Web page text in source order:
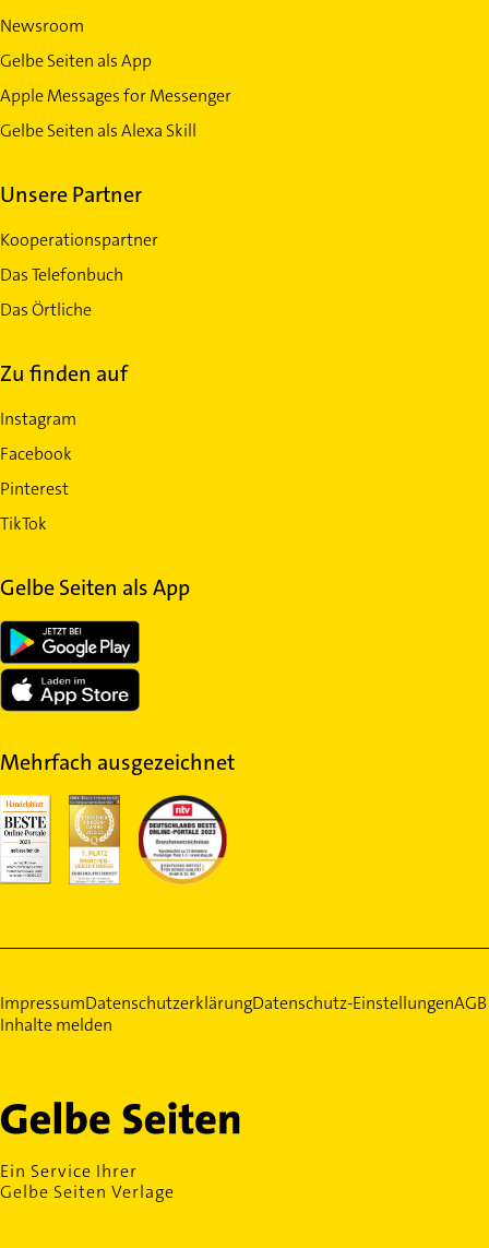
Newsroom
Gelbe Seiten als App
Apple Messages for Messenger
Gelbe Seiten als Alexa Skill
Unsere Partner
Kooperationspartner
Das Telefonbuch
Das Örtliche
Zu finden auf
Instagram
Facebook
Pinterest
TikTok
Gelbe Seiten als App
Mehrfach ausgezeichnet
ImpressumDatenschutzerklärungDatenschutz-EinstellungenAGB
Inhalte melden
Ein Service Ihrer
Gelbe Seiten Verlage